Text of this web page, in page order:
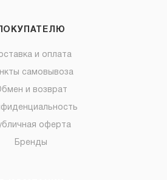
ПОКУПАТЕЛЮ
и оплата
самовывоза
и возврат
оферта
Бренды